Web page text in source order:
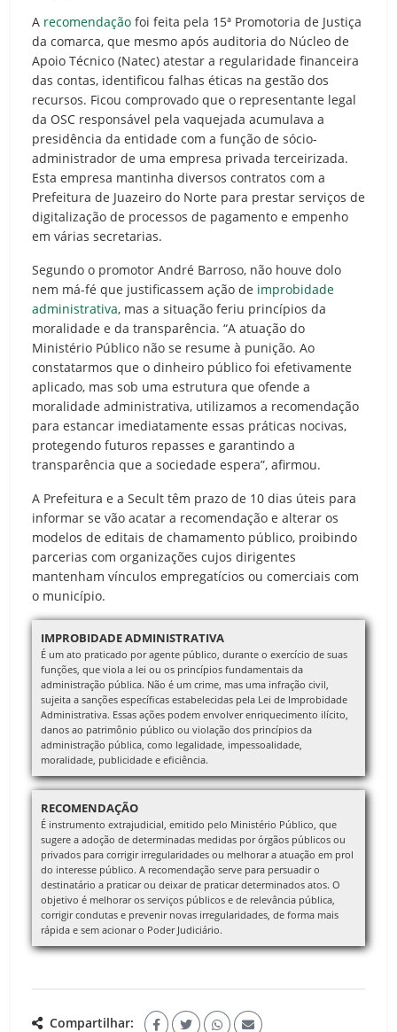
A recomendação foi feita pela 15ª Promotoria de Justiça
da comarca, que mesmo após auditoria do Núcleo de
Apoio Técnico (Natec) atestar a regularidade financeira
das contas, identificou falhas éticas na gestão dos
recursos. Ficou comprovado que o representante legal
da OSC responsável pela vaquejada acumulava a
presidência da entidade com a função de sócio-
administrador de uma empresa privada terceirizada.
Esta empresa mantinha diversos contratos com a
Prefeitura de Juazeiro do Norte para prestar serviços de
digitalização de processos de pagamento e empenho
em várias secretarias.
Segundo o promotor André Barroso, não houve dolo
nem má-fé que justificassem ação de improbidade
administrativa, mas a situação feriu princípios da
moralidade e da transparência. “A atuação do
Ministério Público não se resume à punição. Ao
constatarmos que o dinheiro público foi efetivamente
aplicado, mas sob uma estrutura que ofende a
moralidade administrativa, utilizamos a recomendação
para estancar imediatamente essas práticas nocivas,
protegendo futuros repasses e garantindo a
transparência que a sociedade espera”, afirmou.
A Prefeitura e a Secult têm prazo de 10 dias úteis para
informar se vão acatar a recomendação e alterar os
modelos de editais de chamamento público, proibindo
parcerias com organizações cujos dirigentes
mantenham vínculos empregatícios ou comerciais com
o município.
IMPROBIDADE ADMINISTRATIVA
É um ato praticado por agente público, durante o exercício de suas
funções, que viola a lei ou os princípios fundamentais da
administração pública. Não é um crime, mas uma infração civil,
sujeita a sanções específicas estabelecidas pela Lei de Improbidade
Administrativa. Essas ações podem envolver enriquecimento ilícito,
danos ao patrimônio público ou violação dos princípios da
administração pública, como legalidade, impessoalidade,
moralidade, publicidade e eficiência.
RECOMENDAÇÃO
É instrumento extrajudicial, emitido pelo Ministério Público, que
sugere a adoção de determinadas medidas por órgãos públicos ou
privados para corrigir irregularidades ou melhorar a atuação em prol
do interesse público. A recomendação serve para persuadir o
destinatário a praticar ou deixar de praticar determinados atos. O
objetivo é melhorar os serviços públicos e de relevância pública,
corrigir condutas e prevenir novas irregularidades, de forma mais
rápida e sem acionar o Poder Judiciário.
Compartilhar: